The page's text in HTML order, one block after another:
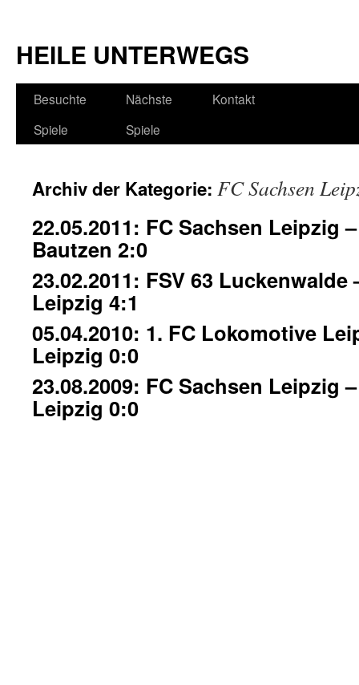
HEILE UNTERWEGS
Besuchte
Spiele
Nächste
Spiele
Kontakt
Archiv der Kategorie: FC Sachsen
22.05.2011: FC Sachsen Leipzig
Bautzen 2:0
23.02.2011: FSV 63 Luckenwalde
Leipzig 4:1
05.04.2010: 1. FC Lokomotive
Leipzig 0:0
23.08.2009: FC Sachsen Leipzig
Leipzig 0:0